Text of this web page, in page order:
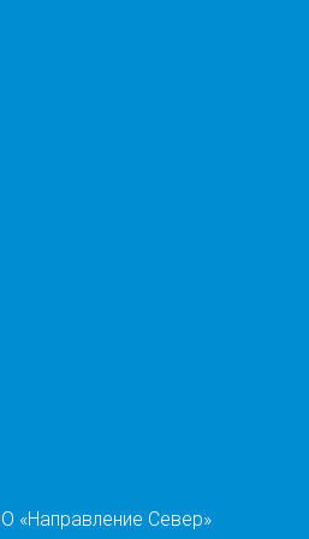
«Направление Север»